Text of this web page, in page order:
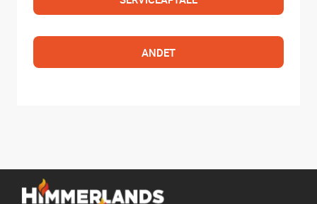
ANDET